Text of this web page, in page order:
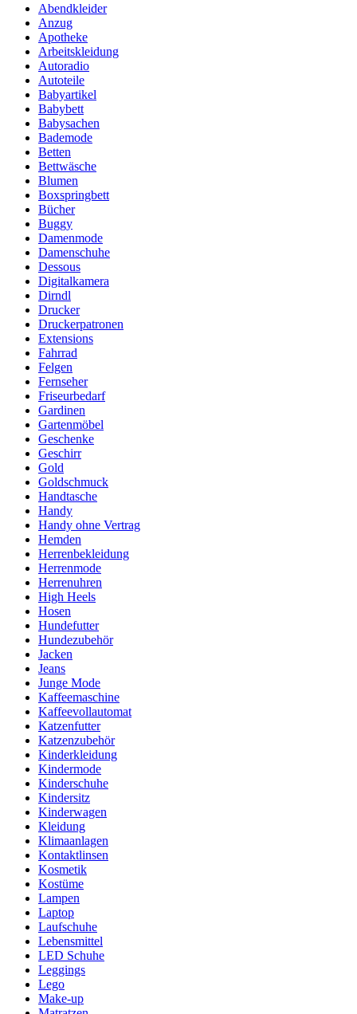
Abendkleider
Anzug
Apotheke
Arbeitskleidung
Autoradio
Autoteile
Babyartikel
Babybett
Babysachen
Bademode
Betten
Bettwäsche
Blumen
Boxspringbett
Bücher
Buggy
Damenmode
Damenschuhe
Dessous
Digitalkamera
Dirndl
Drucker
Druckerpatronen
Extensions
Fahrrad
Felgen
Fernseher
Friseurbedarf
Gardinen
Gartenmöbel
Geschenke
Geschirr
Gold
Goldschmuck
Handtasche
Handy
Handy ohne Vertrag
Hemden
Herrenbekleidung
Herrenmode
Herrenuhren
High Heels
Hosen
Hundefutter
Hundezubehör
Jacken
Jeans
Junge Mode
Kaffeemaschine
Kaffeevollautomat
Katzenfutter
Katzenzubehör
Kinderkleidung
Kindermode
Kinderschuhe
Kindersitz
Kinderwagen
Kleidung
Klimaanlagen
Kontaktlinsen
Kosmetik
Kostüme
Lampen
Laptop
Laufschuhe
Lebensmittel
LED Schuhe
Leggings
Lego
Make-up